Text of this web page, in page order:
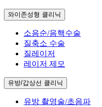
와이존성형 클리닉
소음순/음핵수술
질축소 수술
질레이저
레이저 제모
유방/갑상선 클리닉
유방 촬영술/초음파